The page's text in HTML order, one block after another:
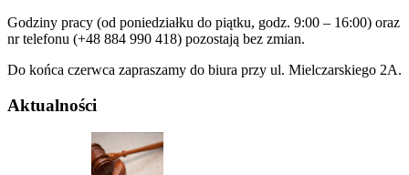
Godziny pracy (od poniedziałku do piątku, godz. 9:00 – 16:00) oraz
nr telefonu (+48 884 990 418) pozostają bez zmian.
Do końca czerwca zapraszamy do biura przy ul. Mielczarskiego 2A.
Aktualności